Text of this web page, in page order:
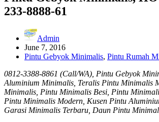
233-8888-61
Admin
June 7, 2016
Pintu Gebyok Minimalis, Pintu Rumah
0812-3388-8861 (Call/WA), Pintu Gebyok
Aluminium Minimalis, Teralis Pintu Minimalis
Minimalis, Pintu Minimalis Besi, Pintu
Pintu Minimalis Modern, Kusen Pintu
Garasi Minimalis Terbaru, Daun Pintu